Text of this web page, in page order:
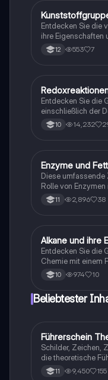
Chemie
Entdecken Sie die
ihre Eigenschaften
Polymerisation.
umfassende
für Chemie-
vorbereiten.
12 553 7
Chemie
Entdecken Sie die
einschließlich der
Reduktion,
sowie der
die sich auf
10 14,232
Chemie
Enzyme und
Diese
Rolle von
die Wirkung von
Nährstoffen und
Vitaminen und
Vorbereitung auf
11 2,896 38
Chemie
Alkane und ihre
Entdecken Sie die
Chemie mit einem
Reihe und
detaillierte
Alkanen. Ideal für
10 974 10
Beliebtester
Lerntipps
Führerschein
Schilder, Zeichen,
die theoretische
11 9,450 155